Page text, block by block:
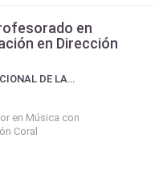
en
en Dirección
UNLP - UNIVERSIDAD NACIONAL DE LA PLATA
en Música con
Coral